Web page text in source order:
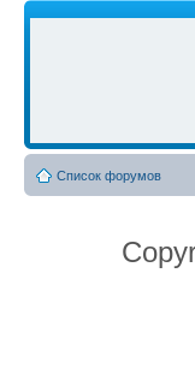
Список форумов